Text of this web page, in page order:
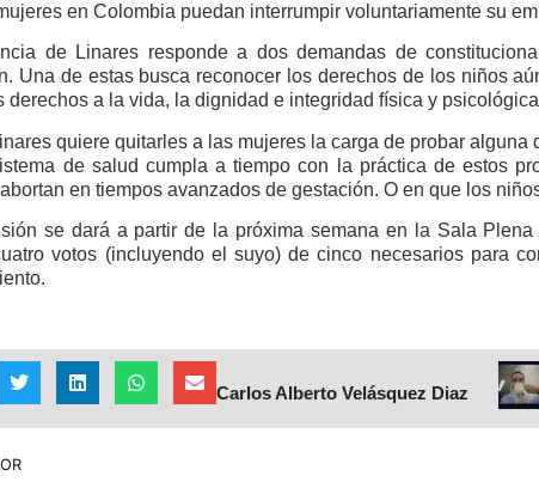
en Colombia puedan interrumpir voluntariamente su
de Linares responde a dos demandas de
Una de estas busca reconocer los derechos de los niños
derechos a la vida, la dignidad e integridad física y
quiere quitarles a las mujeres la carga de probar
de salud cumpla a tiempo con la práctica de estos
en tiempos avanzados de gestación. O en que los
se dará a partir de la próxima semana en la Sala
votos (incluyendo el suyo) de cinco necesarios para
Carlos Alberto Velásquez Diaz